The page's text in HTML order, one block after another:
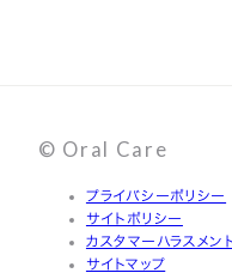
© Oral Care
プライバシーポリシー
サイトポリシー
カスタマーハラスメン
サイトマップ